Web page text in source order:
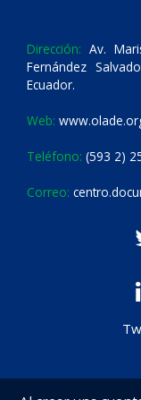
Dirección: Av.
Fernández
Ecuador.
Web:
Teléfono: (593 2)
Correo: